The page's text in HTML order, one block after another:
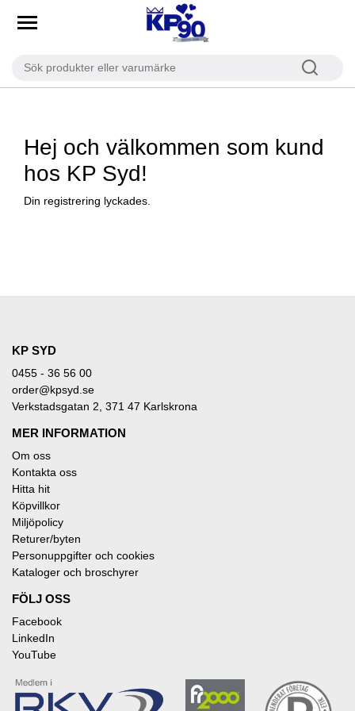
Hej och välkommen som kund
hos KP Syd!
Din registrering lyckades.
KP SYD
0455 - 36 56 00
order@kpsyd.se
Verkstadsgatan 2, 371 47 Karlskrona
MER INFORMATION
Om oss
Kontakta oss
Hitta hit
Köpvillkor
Miljöpolicy
Returer/byten
Personuppgifter och cookies
Kataloger och broschyrer
FÖLJ OSS
Facebook
LinkedIn
YouTube